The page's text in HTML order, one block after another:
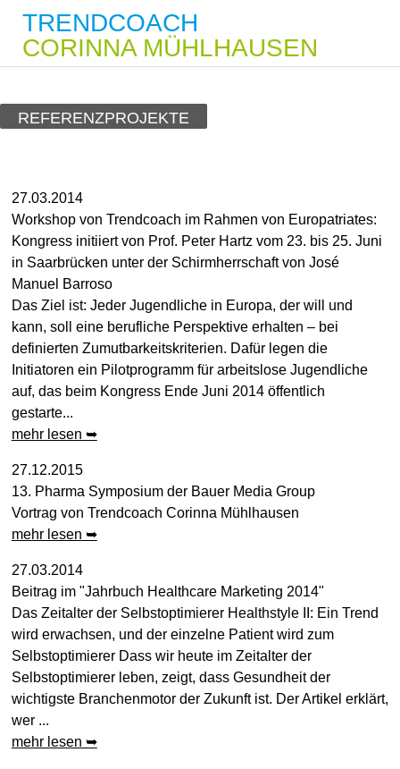
TRENDCOACH
CORINNA MÜHLHAUSEN
REFERENZPROJEKTE
27.03.2014
Workshop von Trendcoach im Rahmen von Europatriates:
Kongress initiiert von Prof. Peter Hartz vom 23. bis 25. Juni
in Saarbrücken unter der Schirmherrschaft von José
Manuel Barroso
Das Ziel ist: Jeder Jugendliche in Europa, der will und
kann, soll eine berufliche Perspektive erhalten – bei
definierten Zumutbarkeitskriterien. Dafür legen die
Initiatoren ein Pilotprogramm für arbeitslose Jugendliche
auf, das beim Kongress Ende Juni 2014 öffentlich
gestarte...
mehr lesen ➥
27.12.2015
13. Pharma Symposium der Bauer Media Group
Vortrag von Trendcoach Corinna Mühlhausen
mehr lesen ➥
27.03.2014
Beitrag im "Jahrbuch Healthcare Marketing 2014"
Das Zeitalter der Selbstoptimierer Healthstyle II: Ein Trend
wird erwachsen, und der einzelne Patient wird zum
Selbstoptimierer Dass wir heute im Zeitalter der
Selbstoptimierer leben, zeigt, dass Gesundheit der
wichtigste Branchenmotor der Zukunft ist. Der Artikel erklärt,
wer ...
mehr lesen ➥